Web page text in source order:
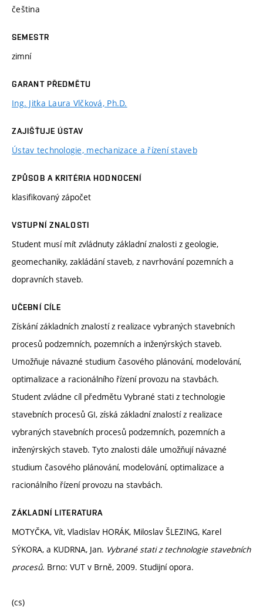
čeština
SEMESTR
zimní
GARANT PŘEDMĚTU
Ing. Jitka Laura Vlčková, Ph.D.
ZAJIŠŤUJE ÚSTAV
Ústav technologie, mechanizace a řízení staveb
ZPŮSOB A KRITÉRIA HODNOCENÍ
klasifikovaný zápočet
VSTUPNÍ ZNALOSTI
Student musí mít zvládnuty základní znalosti z geologie,
geomechaniky, zakládání staveb, z navrhování pozemních a
dopravních staveb.
UČEBNÍ CÍLE
Získání základních znalostí z realizace vybraných stavebních
procesů podzemních, pozemních a inženýrských staveb.
Umožňuje návazné studium časového plánování, modelování,
optimalizace a racionálního řízení provozu na stavbách.
Student zvládne cíl předmětu Vybrané stati z technologie
stavebních procesů GI, získá základní znalostí z realizace
vybraných stavebních procesů podzemních, pozemních a
inženýrských staveb. Tyto znalosti dále umožňují návazné
studium časového plánování, modelování, optimalizace a
racionálního řízení provozu na stavbách.
ZÁKLADNÍ LITERATURA
MOTYČKA, Vít, Vladislav HORÁK, Miloslav ŠLEZING, Karel
SÝKORA, a KUDRNA, Jan. Vybrané stati z technologie stavebních
procesů. Brno: VUT v Brně, 2009. Studijní opora.
(cs)